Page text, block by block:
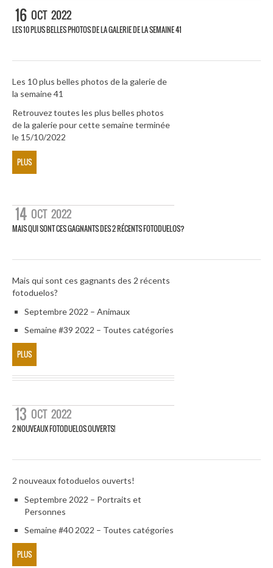
16 OCT 2022
LES 10 PLUS BELLES PHOTOS DE LA GALERIE DE LA SEMAINE 41
Les 10 plus belles photos de la galerie de
la semaine 41
Retrouvez toutes les plus belles photos
de la galerie pour cette semaine terminée
le 15/10/2022
PLUS
14 OCT 2022
MAIS QUI SONT CES GAGNANTS DES 2 RÉCENTS FOTODUELOS?
Mais qui sont ces gagnants des 2 récents
fotoduelos?
Septembre 2022 – Animaux
Semaine #39 2022 – Toutes catégories
PLUS
13 OCT 2022
2 NOUVEAUX FOTODUELOS OUVERTS!
2 nouveaux fotoduelos ouverts!
Septembre 2022 – Portraits et
Personnes
Semaine #40 2022 – Toutes catégories
PLUS